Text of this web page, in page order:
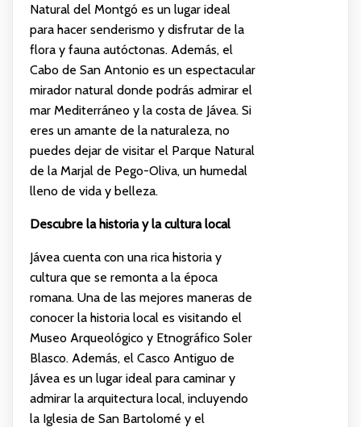
Natural del Montgó es un lugar ideal
para hacer senderismo y disfrutar de la
flora y fauna autóctonas. Además, el
Cabo de San Antonio es un espectacular
mirador natural donde podrás admirar el
mar Mediterráneo y la costa de Jávea. Si
eres un amante de la naturaleza, no
puedes dejar de visitar el Parque Natural
de la Marjal de Pego-Oliva, un humedal
lleno de vida y belleza.
Descubre la historia y la cultura local
Jávea cuenta con una rica historia y
cultura que se remonta a la época
romana. Una de las mejores maneras de
conocer la historia local es visitando el
Museo Arqueológico y Etnográfico Soler
Blasco. Además, el Casco Antiguo de
Jávea es un lugar ideal para caminar y
admirar la arquitectura local, incluyendo
la Iglesia de San Bartolomé y el